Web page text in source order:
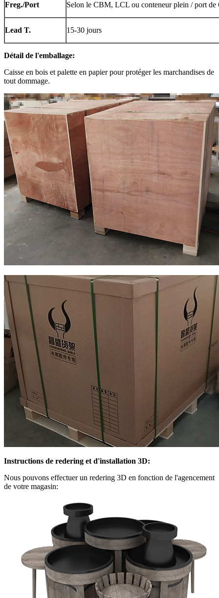
Freg./Port Selon le CBM, LCL ou conteneur plein / port de
Lead T. 15-30 jours
Détail de l'emballage:
Caisse en bois et palette en papier pour protéger les marchandises de
tout dommage.
Instructions de redering et d'installation 3D:
Nous pouvons effectuer un redering 3D en fonction de l'agencement
de votre magasin: